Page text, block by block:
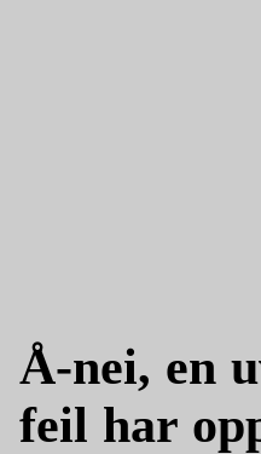
Å-nei, en
feil har